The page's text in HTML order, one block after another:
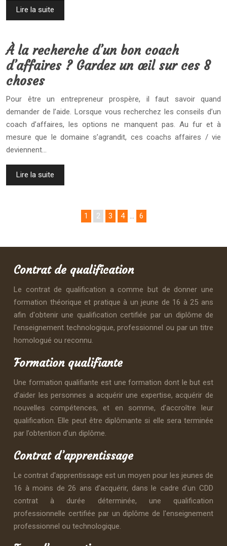
Lire la suite
À la recherche d’un bon coach
d’affaires ? Gardez un œil sur ces 8
choses
Pour être un entrepreneur prospère, il faut savoir quand
demander de l’aide. Lorsque vous recherchez les conseils d’un
coach d’affaires, les options ne manquent pas. Au fur et à
mesure que le domaine s’agrandit, ces coachs affaires / vie
deviennent…
Lire la suite
1 2 3 4 … 6
Contrat de qualification
Le contrat de qualification a comme but de donner une
formation théorique et pratique à un jeune de 16 à 25 ans
afin d'obtenir une qualification certifiée par un diplôme de
l'enseignement technologique, professionnel ou par un titre
homologué ou reconnu.
Formation qualifiante
Une formation qualifiante est une formation dont le but est
d’aider les personnes a acquérir une expertise, acquérir de
nouvelles compétences, et en somme, d’accroître leur
qualification. Elle peut être diplômante si elle sera terminée
par l’obtention d’un diplôme.
Contrat d’apprentissage
Le contrat d'apprentissage est un moyen pour les jeunes de
16 à moins de 26 ans d'acquérir, dans le cadre d'un CDD
contrat à durée déterminée, une qualification
professionnelle certifiée par un diplôme de l'enseignement
professionnel ou technologique.